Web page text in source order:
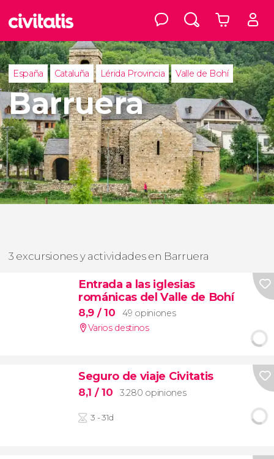
España Cataluña Lérida Provincia Valle de Bohí
Barruera
3 excursiones y actividades en Barruera
Entrada a las iglesias
románicas del Valle de Bohí
8,9 / 10
49 opiniones
Varios destinos
Seguro de viaje Civitatis
8,1 / 10 3.280 opiniones
3 - 31d